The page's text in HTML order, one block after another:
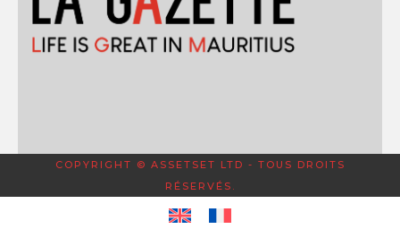
COPYRIGHT © ASSETSET LTD - TOUS DROITS
RÉSERVÉS.